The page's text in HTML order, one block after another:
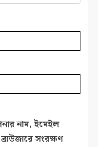
নাম, ইমেইল
সংরক্ষণ